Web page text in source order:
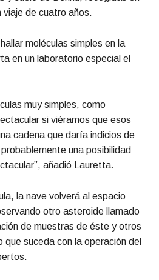
de cuatro años.
moléculas simples en la
en un laboratorio especial el
muy simples, como
si viéramos que esos
cadena que daría indicios de
una posibilidad
añadió Lauretta.
la nave volverá al espacio
otro asteroide llamado
de muestras de éste y otros
suceda con la operación del